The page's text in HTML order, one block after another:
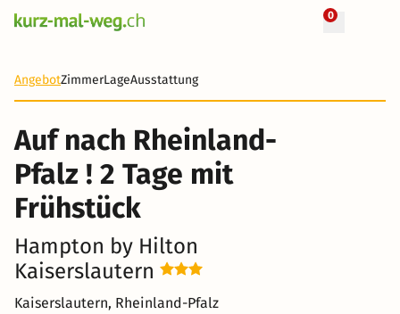
0
AngebotZimmerLageAusstattung
Auf nach Rheinland-
Pfalz ! 2 Tage mit
Frühstück
Hampton by Hilton
Kaiserslautern
Kaiserslautern, Rheinland-Pfalz